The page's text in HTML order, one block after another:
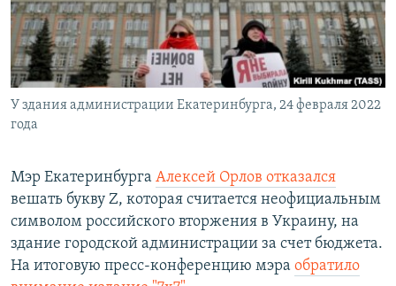
ПОБЕДИТЕЛЕЙ НЕ СУДЯТ?
КРЫМ.НЕПОКОРЕННЫЙ
ELIFBE
УКРАИНСКАЯ ПРОБЛЕМА КРЫМА
ПРИСОЕДИНЯЙТЕСЬ!
Все сайты RFE/RL
У здания администрации Екатеринбурга, 24 февраля 2022
года
Мэр Екатеринбурга Алексей Орлов отказался
вешать букву Z, которая считается неофициальным
символом российского вторжения в Украину, на
здание городской администрации за счет бюджета.
На итоговую пресс-конференцию мэра обратило